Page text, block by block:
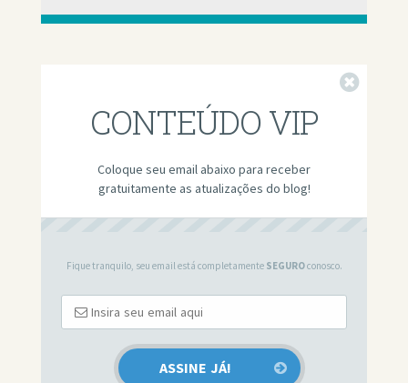
CONTEÚDO VIP
Coloque seu email abaixo para receber
gratuitamente as atualizações do blog!
Fique tranquilo, seu email está completamente SEGUROconosco.